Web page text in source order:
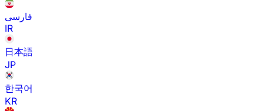
فارسی
IR
日本語
JP
한국어
KR